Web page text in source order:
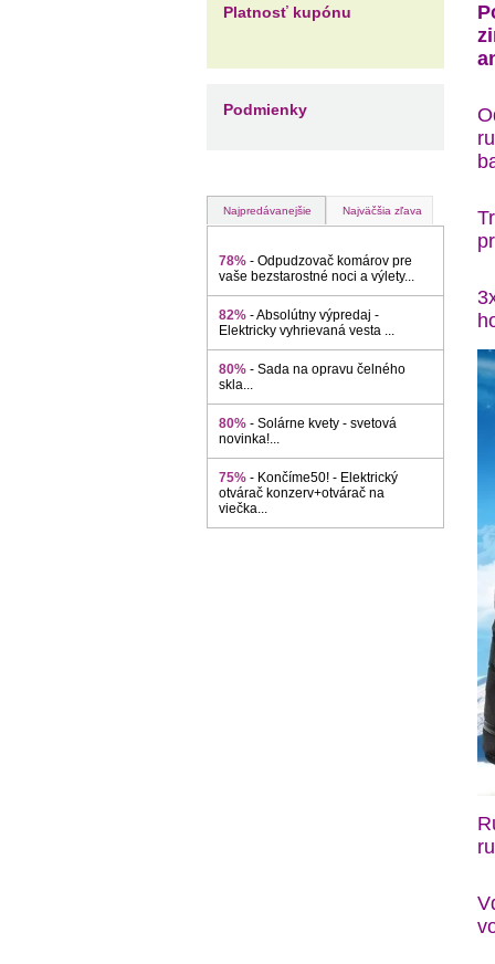
Platnosť kupónu
Podmienky
Najpredávanejšie Najväčšia zľava
78% - Odpudzovač komárov pre
vaše bezstarostné noci a výlety...
82% - Absolútny výpredaj -
Elektricky vyhrievaná vesta ...
80% - Sada na opravu čelného
skla...
80% - Solárne kvety - svetová
novinka!...
75% - Končíme50! - Elektrický
otvárač konzerv+otvárač na
viečka...